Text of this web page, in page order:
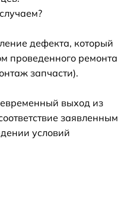
дефекта, который
проведенного ремонта
запчасти).
выход из
заявленным
условий